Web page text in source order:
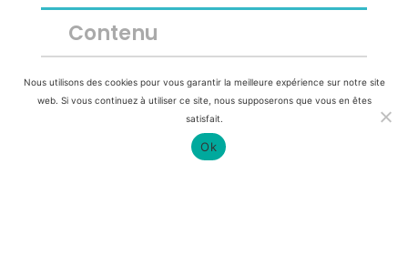
Contenu
Comprendre ce qu’est l’hypnose et
revenir sur nos a priori et nos
croyances limitantes sur ce sujet si
Nous utilisons des cookies pour vous garantir la meilleure expérience sur notre site
web. Si vous continuez à utiliser ce site, nous supposerons que vous en êtes
satisfait.
Ok